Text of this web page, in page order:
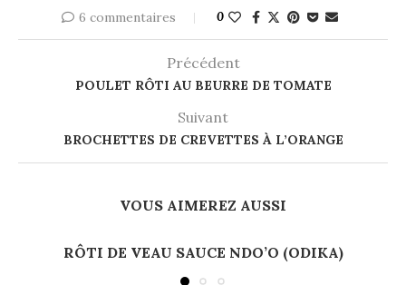
6 commentaires 0
Précédent
POULET RÔTI AU BEURRE DE TOMATE
Suivant
BROCHETTES DE CREVETTES À L’ORANGE
VOUS AIMEREZ AUSSI
RÔTI DE VEAU SAUCE NDO’O (ODIKA)